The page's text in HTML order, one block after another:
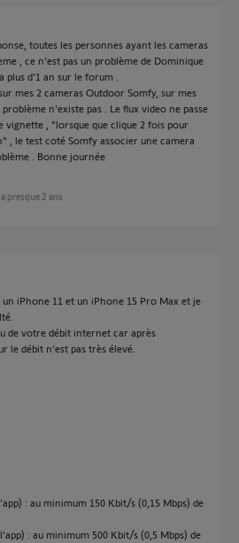
toutes les personnes ayant les cameras
, ce n'est pas un problème de Dominique
plus d'1 an sur le forum .
mes 2 cameras Outdoor Somfy, sur mes
n'existe pas . Le flux video ne passe
vignette , "lorsque que clique 2 fois pour
, le test coté Somfy associer une camera
. Bonne journée
a presque 2 ans
un iPhone 11 et un iPhone 15 Pro Max et je
de votre débit internet car après
le débit n'est pas très élevé.
: au minimum 150 Kbit/s (0,15 Mbps) de
: au minimum 500 Kbit/s (0,5 Mbps) de